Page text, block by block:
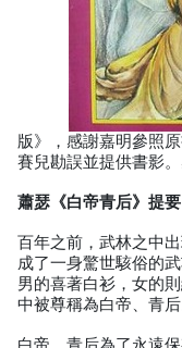
版》，感謝嘉明參照
賽兒勘誤並提供書影
蕭瑟《白帝青后》提要
百年之前，武林之中
成了一身驚世駭俗的
男的喜著白衫，女的
中被尊稱為白帝、青后